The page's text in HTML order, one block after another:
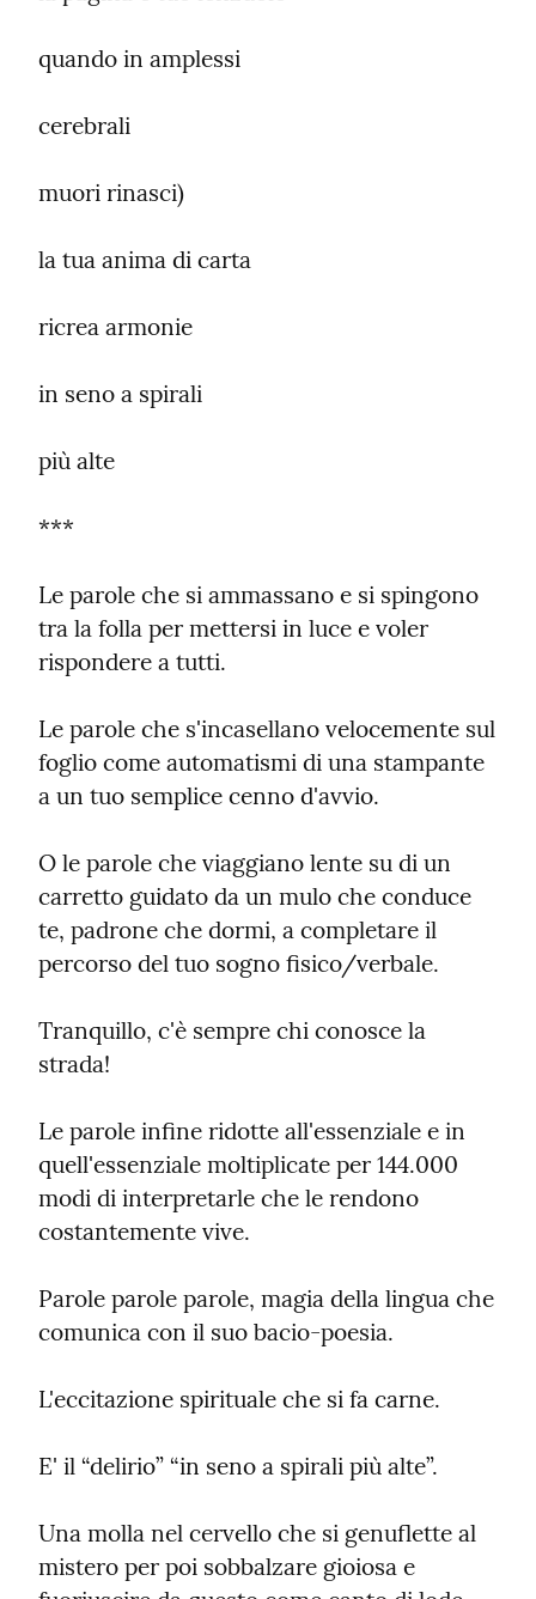
quando in amplessi
cerebrali
muori rinasci)
la tua anima di carta
ricrea armonie
in seno a spirali
più alte
***
Le parole che si ammassano e si spingono
tra la folla per mettersi in luce e voler
rispondere a tutti.
Le parole che s'incasellano velocemente sul
foglio come automatismi di una stampante
a un tuo semplice cenno d'avvio.
O le parole che viaggiano lente su di un
carretto guidato da un mulo che conduce
te, padrone che dormi, a completare il
percorso del tuo sogno fisico/verbale.
Tranquillo, c'è sempre chi conosce la
strada!
Le parole infine ridotte all'essenziale e in
quell'essenziale moltiplicate per 144.000
modi di interpretarle che le rendono
costantemente vive.
Parole parole parole, magia della lingua che
comunica con il suo bacio-poesia.
L'eccitazione spirituale che si fa carne.
E' il “delirio” “in seno a spirali più alte”.
Una molla nel cervello che si genuflette al
mistero per poi sobbalzare gioiosa e